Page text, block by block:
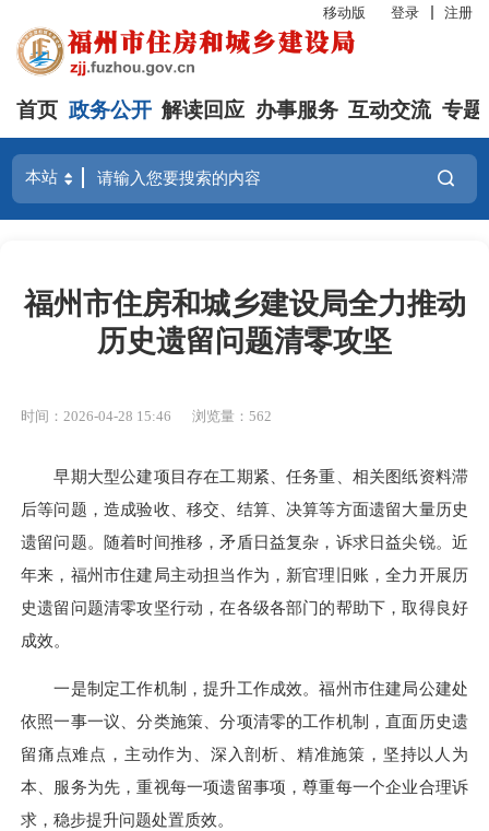
移动版 登录 注册
首页 政务公开 解读回应 办事服务 互动交流 专题
福州市住房和城乡建设局全力推动
历史遗留问题清零攻坚
时间：2026-04-28 15:46 浏览量：562
早期大型公建项目存在工期紧、任务重、相关图纸资料滞
后等问题，造成验收、移交、结算、决算等方面遗留大量历史
遗留问题。随着时间推移，矛盾日益复杂，诉求日益尖锐。近
年来，福州市住建局主动担当作为，新官理旧账，全力开展历
史遗留问题清零攻坚行动，在各级各部门的帮助下，取得良好
成效。
一是制定工作机制，提升工作成效。福州市住建局公建处
依照一事一议、分类施策、分项清零的工作机制，直面历史遗
留痛点难点，主动作为、深入剖析、精准施策，坚持以人为
本、服务为先，重视每一项遗留事项，尊重每一个企业合理诉
求，稳步提升问题处置质效。